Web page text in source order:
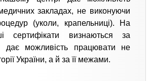
закладах, не виконуючи
(уколи, крапельниці). На
сертифікати визнаються за
дає можливість працювати не
України, а й за її межами.